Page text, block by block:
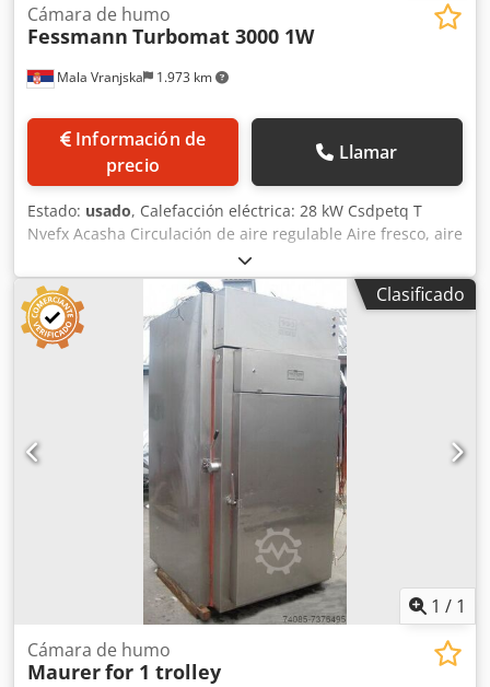
Mala Vranjska 1.973 km
Cámara de humo
Fessmann Turbomat 3000 1W
Información de
precio
Llamar
Estado: usado, Calefacción eléctrica: 28 kW Csdpetq T
Nvefx Acasha Circulación de aire regulable Aire fresco, aire
de salida y compuerta de humos controlados
neumáticamente Limpieza: limpieza con espuma
Alimentación de humo: a petición del cliente Material de
ahumado: virutas de madera Sin sistema de
postcombustión Dimensiones de instalación de la máquina
en cm: Anchura: 158 Largo: 145 Altura: 275 Dimensiones
del carro en cm: 100 x 100 x 200
Clasificado
1 / 1
Cámara de humo
Maurerfor 1 trolley